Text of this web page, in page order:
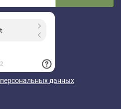
персональных данных